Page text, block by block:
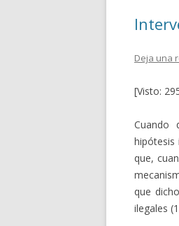
Deja una
[Visto:
Cuando
hipótesis
que,
que
ilegales